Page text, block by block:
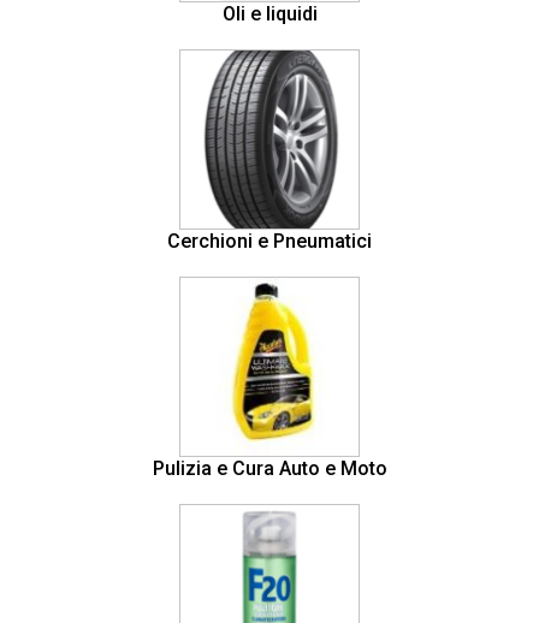
Oli e liquidi
Cerchioni e Pneumatici
Pulizia e Cura Auto e Moto